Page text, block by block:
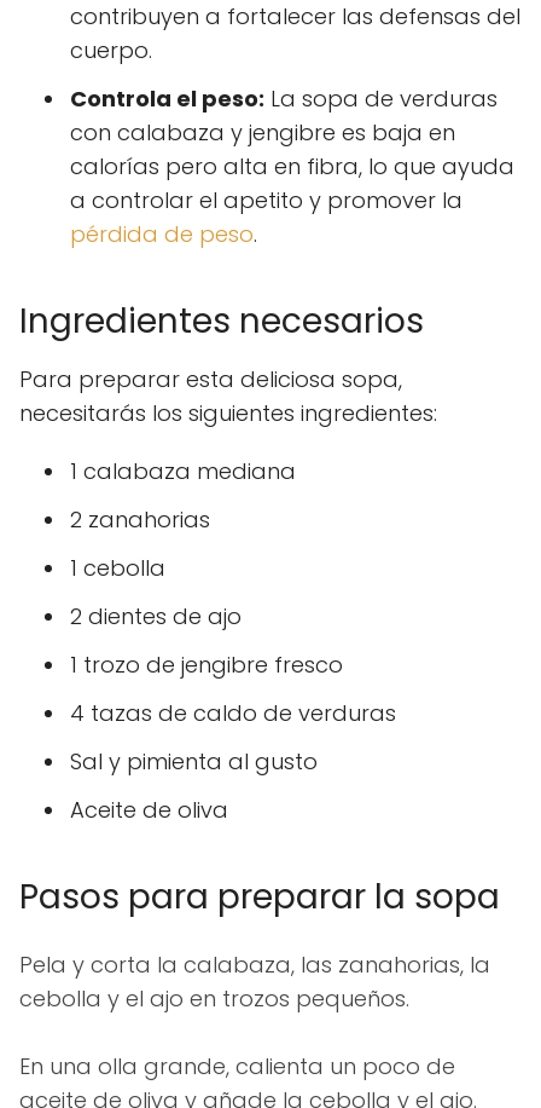
contribuyen a fortalecer las defensas del
cuerpo.
Controla el peso: La sopa de verduras
con calabaza y jengibre es baja en
calorías pero alta en fibra, lo que ayuda
a controlar el apetito y promover la
pérdida de peso.
Ingredientes necesarios
Para preparar esta deliciosa sopa,
necesitarás los siguientes ingredientes:
1 calabaza mediana
2 zanahorias
1 cebolla
2 dientes de ajo
1 trozo de jengibre fresco
4 tazas de caldo de verduras
Sal y pimienta al gusto
Aceite de oliva
Pasos para preparar la sopa
Pela y corta la calabaza, las zanahorias, la
cebolla y el ajo en trozos pequeños.
En una olla grande, calienta un poco de
aceite de oliva y añade la cebolla y el ajo.